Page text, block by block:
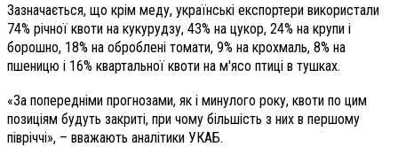
Зазначається, що крім меду, українські експортери використали
74% річної квоти на кукурудзу, 43% на цукор, 24% на крупи і
борошно, 18% на оброблені томати, 9% на крохмаль, 8% на
пшеницю і 16% квартальної квоти на м'ясо птиці в тушках.
«За попередніми прогнозами, як і минулого року, квоти по цим
позиціям будуть закриті, при чому більшість з них в першому
півріччі», – вважають аналітики УКАБ.